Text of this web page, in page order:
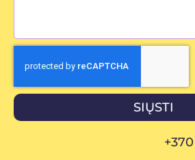
SIŲSTI